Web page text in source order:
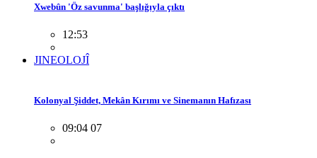
Xwebûn 'Öz savunma' başlığıyla çıktı
12:53
JINEOLOJÎ
Kolonyal Şiddet, Mekân Kırımı ve Sinemanın Hafızası
09:04 07